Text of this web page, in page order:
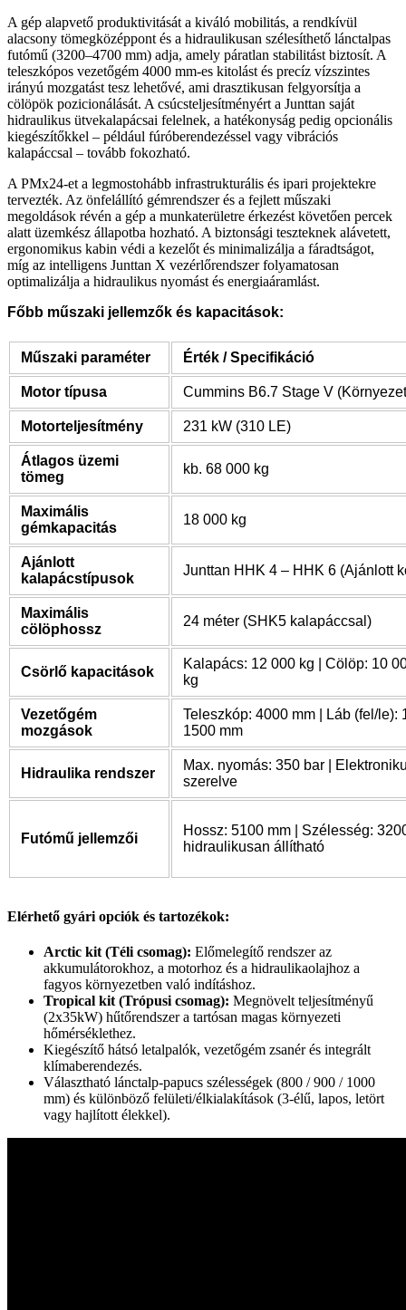
A gép alapvető produktivitását a kiváló mobilitás, a rendkívül
alacsony tömegközéppont és a hidraulikusan szélesíthető lánctalpas
futómű (3200–4700 mm) adja, amely páratlan stabilitást biztosít. A
teleszkópos vezetőgém 4000 mm-es kitolást és precíz vízszintes
irányú mozgatást tesz lehetővé, ami drasztikusan felgyorsítja a
cölöpök pozicionálását. A csúcsteljesítményért a Junttan saját
hidraulikus ütvekalapácsai felelnek, a hatékonyság pedig opcionális
kiegészítőkkel – például fúróberendezéssel vagy vibrációs
kalapáccsal – tovább fokozható.
A PMx24-et a legmostohább infrastrukturális és ipari projektekre
tervezték. Az önfelállító gémrendszer és a fejlett műszaki
megoldások révén a gép a munkaterületre érkezést követően percek
alatt üzemkész állapotba hozható. A biztonsági teszteknek alávetett,
ergonomikus kabin védi a kezelőt és minimalizálja a fáradtságot,
míg az intelligens Junttan X vezérlőrendszer folyamatosan
optimalizálja a hidraulikus nyomást és energiaáramlást.
Főbb műszaki jellemzők és kapacitások:
Műszaki paraméter Érték / Specifikáció
Motor típusa Cummins B6.7 Stage V
Motorteljesítmény 231 kW (310 LE)
Átlagos üzemi
tömeg
kb. 68 000 kg
Maximális
gémkapacitás
18 000 kg
Ajánlott
kalapácstípusok
Junttan HHK 4 – HHK 6 (Ajánlott
Maximális
cölöphossz
24 méter (SHK5 kalapáccsal)
Csörlő kapacitások
Kalapács: 12 000 kg | Cölöp: 10
kg
Vezetőgém
mozgások
Teleszkóp: 4000 mm | Láb (fel/le):
1500 mm
Hidraulika rendszer
Max. nyomás: 350 bar |
szerelve
Futómű jellemzői
Hossz: 5100 mm | Szélesség:
hidraulikusan állítható
Elérhető gyári opciók és tartozékok:
Arctic kit (Téli csomag): Előmelegítő rendszer az
akkumulátorokhoz, a motorhoz és a hidraulikaolajhoz a
fagyos környezetben való indításhoz.
Tropical kit (Trópusi csomag): Megnövelt teljesítményű
(2x35kW) hűtőrendszer a tartósan magas környezeti
hőmérséklethez.
Kiegészítő hátsó letalpalók, vezetőgém zsanér és integrált
klímaberendezés.
Választható lánctalp-papucs szélességek (800 / 900 / 1000
mm) és különböző felületi/élkialakítások (3-élű, lapos, letört
vagy hajlított élekkel).